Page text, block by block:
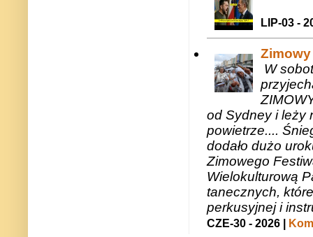
LIP-03 -
W
od Sydney i leży
powietrze....
dodało dużo
Zimowego
Wielokulturową
tanecznych,
perkusyjnej i
CZE-30 - 2026 |